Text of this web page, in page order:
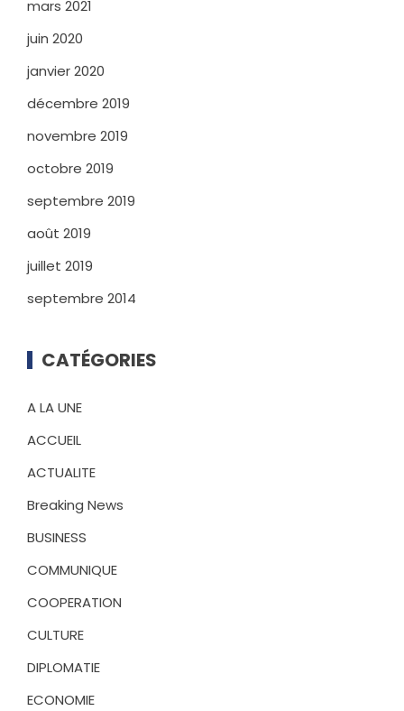
mars 2021
juin 2020
janvier 2020
décembre 2019
novembre 2019
octobre 2019
septembre 2019
août 2019
juillet 2019
septembre 2014
CATÉGORIES
A LA UNE
ACCUEIL
ACTUALITE
Breaking News
BUSINESS
COMMUNIQUE
COOPERATION
CULTURE
DIPLOMATIE
ECONOMIE